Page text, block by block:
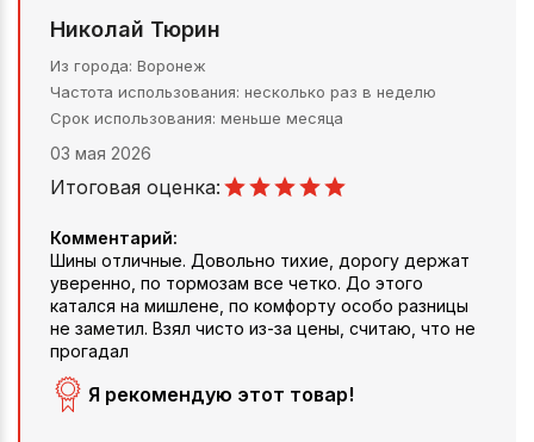
Николай Тюрин
Из города Воронеж
Частота использования несколько раз в неделю
Срок использования меньше месяца
03 мая 2026
Итоговая оценка:
Комментарий:
Шины отличные. Довольно тихие, дорогу держат
уверенно, по тормозам все четко. До этого
катался на мишлене, по комфорту особо разницы
не заметил. Взял чисто из-за цены, считаю, что не
прогадал
Я рекомендую этот товар!